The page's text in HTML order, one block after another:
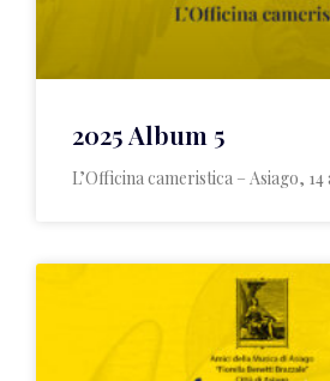
2025 Album 5
L’Officina cameristica – Asiago, 14